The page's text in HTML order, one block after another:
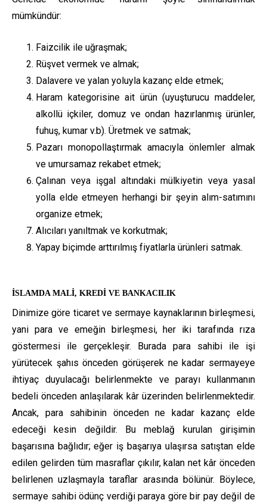
mümkündür:
Faizcilik ile uğraşmak;
Rüşvet vermek ve almak;
Dalavere ve yalan yoluyla kazanç elde etmek;
Haram kategorisine ait ürün (uyuşturucu maddeler,
alkollü içkiler, domuz ve ondan hazırlanmış ürünler,
fuhuş, kumar v.b). Üretmek ve satmak;
Pazarı monopollaştırmak amacıyla önlemler almak
ve umursamaz rekabet etmek;
Çalınan veya işgal altındaki mülkiyetin veya yasal
yolla elde etmeyen herhangi bir şeyin alım-satımını
organize etmek;
Alıcıları yanıltmak ve korkutmak;
Yapay biçimde arttırılmış fiyatlarla ürünleri satmak.
İSLAMDA MALİ, KREDİ VE BANKACILIK
Dinimize göre ticaret ve sermaye kaynaklarının birleşmesi,
yani para ve emeğin birleşmesi, her iki tarafında rıza
göstermesi ile gerçekleşir. Burada para sahibi ile işi
yürütecek şahıs önceden görüşerek ne kadar sermayeye
ihtiyaç duyulacağı belirlenmekte ve parayı kullanmanın
bedeli önceden anlaşılarak kâr üzerinden belirlenmektedir.
Ancak, para sahibinin önceden ne kadar kazanç elde
edeceği kesin değildir. Bu meblağ kurulan girişimin
başarısına bağlıdır; eğer iş başarıya ulaşırsa satıştan elde
edilen gelirden tüm masraflar çıkılır, kalan net kâr önceden
belirlenen uzlaşmayla taraflar arasında bölünür. Böylece,
sermaye sahibi ödünç verdiği paraya göre bir pay değil de